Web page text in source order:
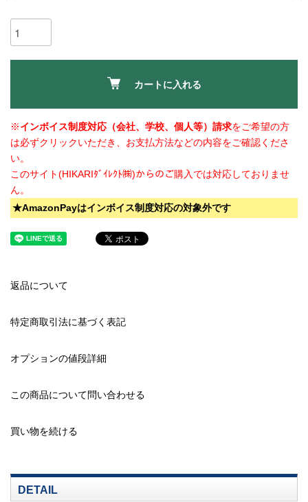
カートに入れる
※インボイス制度対応（会社、学校、個人等）請求をご希望の方
は必ずクリックいただき、お支払方法などの内容をご確認くださ
い。
このサイト(HIKARIﾀﾞｲﾚｸﾄ㈱)からのご購入では対応しておりませ
ん。
★AmazonPayはインボイス制度対応の対象外です
返品について
特定商取引法に基づく表記
オプションの値段詳細
この商品について問い合わせる
買い物を続ける
DETAIL